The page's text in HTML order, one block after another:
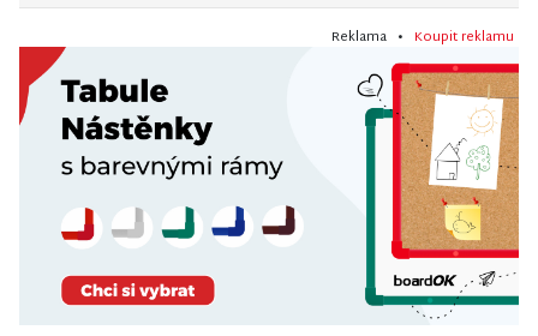
Reklama • Koupit reklamu